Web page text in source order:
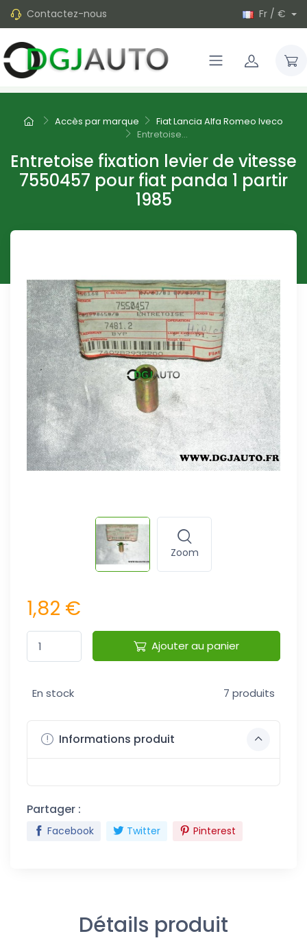
Contactez-nous Fr / €
Accès par marque
Fiat Lancia Alfa Romeo Iveco
Entretoise...
Entretoise fixation levier de vitesse
7550457 pour fiat panda 1 partir
1985
Zoom
1,82 €
Ajouter au panier
En stock 7 produits
Informations produit
Partager :
Facebook Twitter Pinterest
Détails produit